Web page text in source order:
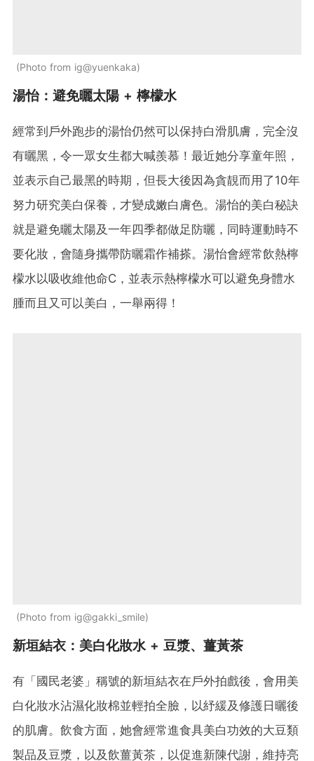
Photo from ig@yuenkaka
湯怡：避免曬太陽 + 檸檬水
經常到戶外跑步的湯怡仍然可以保持白滑肌膚，完全沒
有曬黑，令一眾女生都大喊羨慕！最近她分享童年照，
並表示自己最黑的時期，但長大後因為貪靚而用了10年
努力研究美白保養，才變成嫩白膚色。湯怡的美白秘訣
就是避免曬太陽及一年四季都做足防曬，同時運動時不
要化妝，會隨身攜帶防曬霜作補搽。湯怡會經常飲熱檸
檬水以吸收維他命C，並表示熱檸檬水可以避免身體水
腫而且又可以美白，一舉兩得！
Photo from ig@gakki_smile
新垣結衣：美白化妝水 + 豆漿、薑黃茶
有「國民老婆」稱號的新垣結衣在戶外拍戲後，會用美
白化妝水沾濕化妝棉並輕拍全臉，以紓緩及修護日曬後
的肌膚。飲食方面，她會經常進食具美白功效的大豆類
製品及豆漿，以及飲薑黃茶，以促進新陳代謝，維持亮